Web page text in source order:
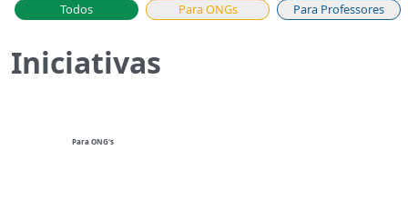
Todos Para ONGs Para Professores
Iniciativas
Para ONG's